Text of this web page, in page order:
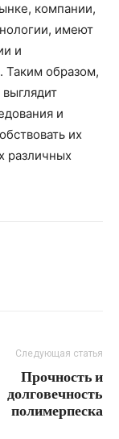
компании,
имеют
и
Таким образом,
и
их
различных
Следующая статья
Прочность и
долговечность
полимерпеска